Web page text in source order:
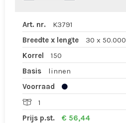
Art. nr.
K3791
Breedte x lengte
30 x 50.000
Korrel
150
Basis
linnen
Voorraad
1
Prijs p.st.
€ 56,44